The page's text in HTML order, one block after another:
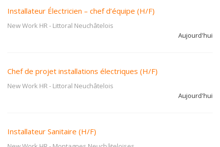
Installateur Électricien – chef d’équipe (H/F)
New Work HR- Littoral Neuchâtelois
Aujourd'hui
Chef de projet installations électriques (H/F)
New Work HR- Littoral Neuchâtelois
Aujourd'hui
Installateur Sanitaire (H/F)